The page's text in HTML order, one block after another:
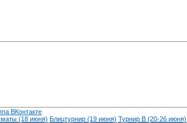
ВКонтакте
(18 июня) Блицтурнир (19 июня) Турнир B (20-26 июня)